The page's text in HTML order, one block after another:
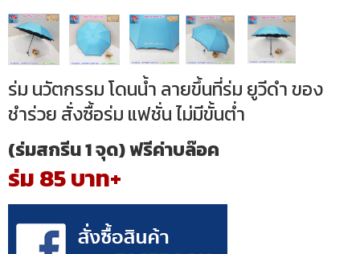
ร่ม นวัตกรรม โดนน้ำ ลายขึ้นที่ร่ม ยูวีดำ ของ
ชำร่วย สั่งซื้อร่ม แฟชั่น ไม่มีขั้นต่ำ
(ร่มสกรีน 1 จุด) ฟรีค่าบล๊อค
ร่ม 85 บาท+